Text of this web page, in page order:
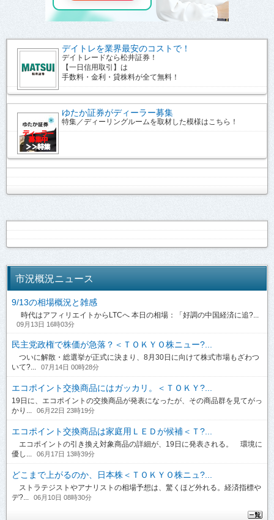
デイトレを業界最安のコストで！
デイトレードなら松井証券！
【一日信用取引】は
手数料・金利・貸株料が全て無料！
ゆたか証券がディーラー募集
特集／ディーリングルームを取材した模様はこちら！
市況概況ニュース
9/13の相場概況と雑感
時代はアフィリエイトからLTCへ 本日の相場：「好調の中国経済に追?...
09月13日 16時03分
民主党政権で株価が急落？＜ＴＯＫＹＯ株ニュー?...
ついに解散・総選挙が正式に決まり、8月30日に向けて株式市場もざわつ
いて?...
07月14日 00時28分
エコポイント交換商品にはガッカリ。＜ＴＯＫＹ?...
19日に、エコポイントの交換商品が発表になったが、その商品群を見てがっ
かり...
06月22日 23時19分
エコポイント交換商品は家庭用ＬＥＤが候補＜Ｔ?...
エコポイントの引き換え対象商品の詳細が、19日に発表される。 環境に
優し...
06月17日 13時39分
どこまで上がるのか、日本株＜ＴＯＫＹＯ株ニュ?...
ストラテジストやアナリストの相場予想は、驚くほど外れる。経済指標や
デ?...
06月10日 08時30分